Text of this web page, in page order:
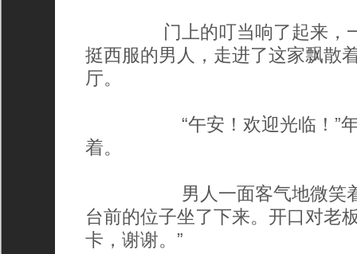
门上的叮当响了起来，一
挺西服的男人，走进了这家飘散
厅。
“午安！欢迎光临！”年轻
着。
男人一面客气地微笑着点
台前的位子坐了下来。开口对老
卡，谢谢。”